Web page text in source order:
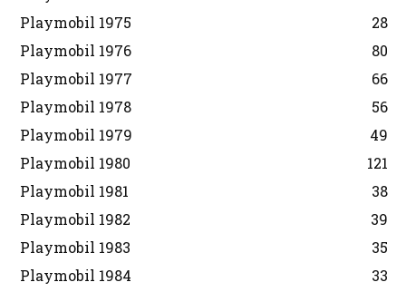
Playmobil 1975
28
Playmobil 1976
80
Playmobil 1977
66
Playmobil 1978
56
Playmobil 1979
49
Playmobil 1980
121
Playmobil 1981
38
Playmobil 1982
39
Playmobil 1983
35
Playmobil 1984
33